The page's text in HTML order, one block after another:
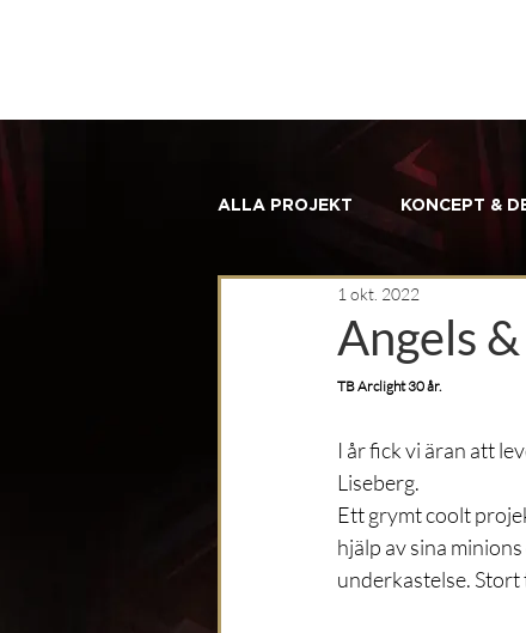
ALLA PROJEKT KONCEPT &
Angels
1 okt. 2022
TB Arclight 30 år.
I år fick vi äran att
Liseberg.
Ett grymt coolt
hjälp av sina
underkastelse.